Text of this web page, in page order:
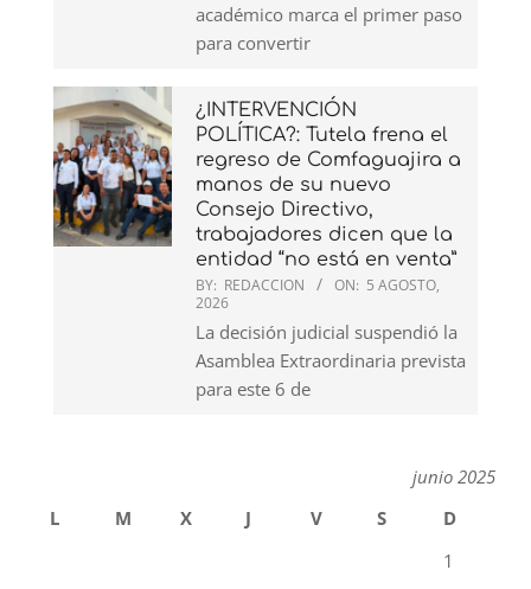
académico marca el primer paso
para convertir
¿INTERVENCIÓN
POLÍTICA?: Tutela frena el
regreso de Comfaguajira a
manos de su nuevo
Consejo Directivo,
trabajadores dicen que la
entidad “no está en venta”
BY: REDACCION ON: 5 AGOSTO,
2026
La decisión judicial suspendió la
Asamblea Extraordinaria prevista
para este 6 de
junio 2025
L
M X J V S
D
1